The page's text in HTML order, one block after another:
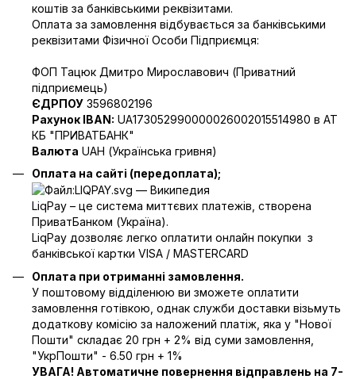
коштів за банківськими реквізитами.
Оплата за замовлення відбувається за банківськими
реквізитами Фізичної Особи Підприємця:
ФОП Тацюк Дмитро Мирославович (Приватний
пiдприємець)
ЄДРПОУ 3596802196
Рахунок IBAN: UA173052990000026002015514980 в АТ
КБ "ПРИВАТБАНК"
Валюта UAH (Українська гривня)
Оплата на сайті (передоплата);
LiqPay – це система миттєвих платежів, створена
ПриватБанком (Україна).
LiqPay дозволяє легко оплатити онлайн покупки з
банківської картки VISA / MASTERCARD
Оплата при отриманні замовлення.
У поштовому відділенюю ви зможете оплатити
замовлення готівкою, однак служби доставки візьмуть
додаткову комісію за наложений платіж, яка у "Нової
Пошти" складає 20 грн + 2% від суми замовлення,
"УкрПошти" - 6.50 грн + 1%
УВАГА! Автоматичне повернення відправлень на 7-